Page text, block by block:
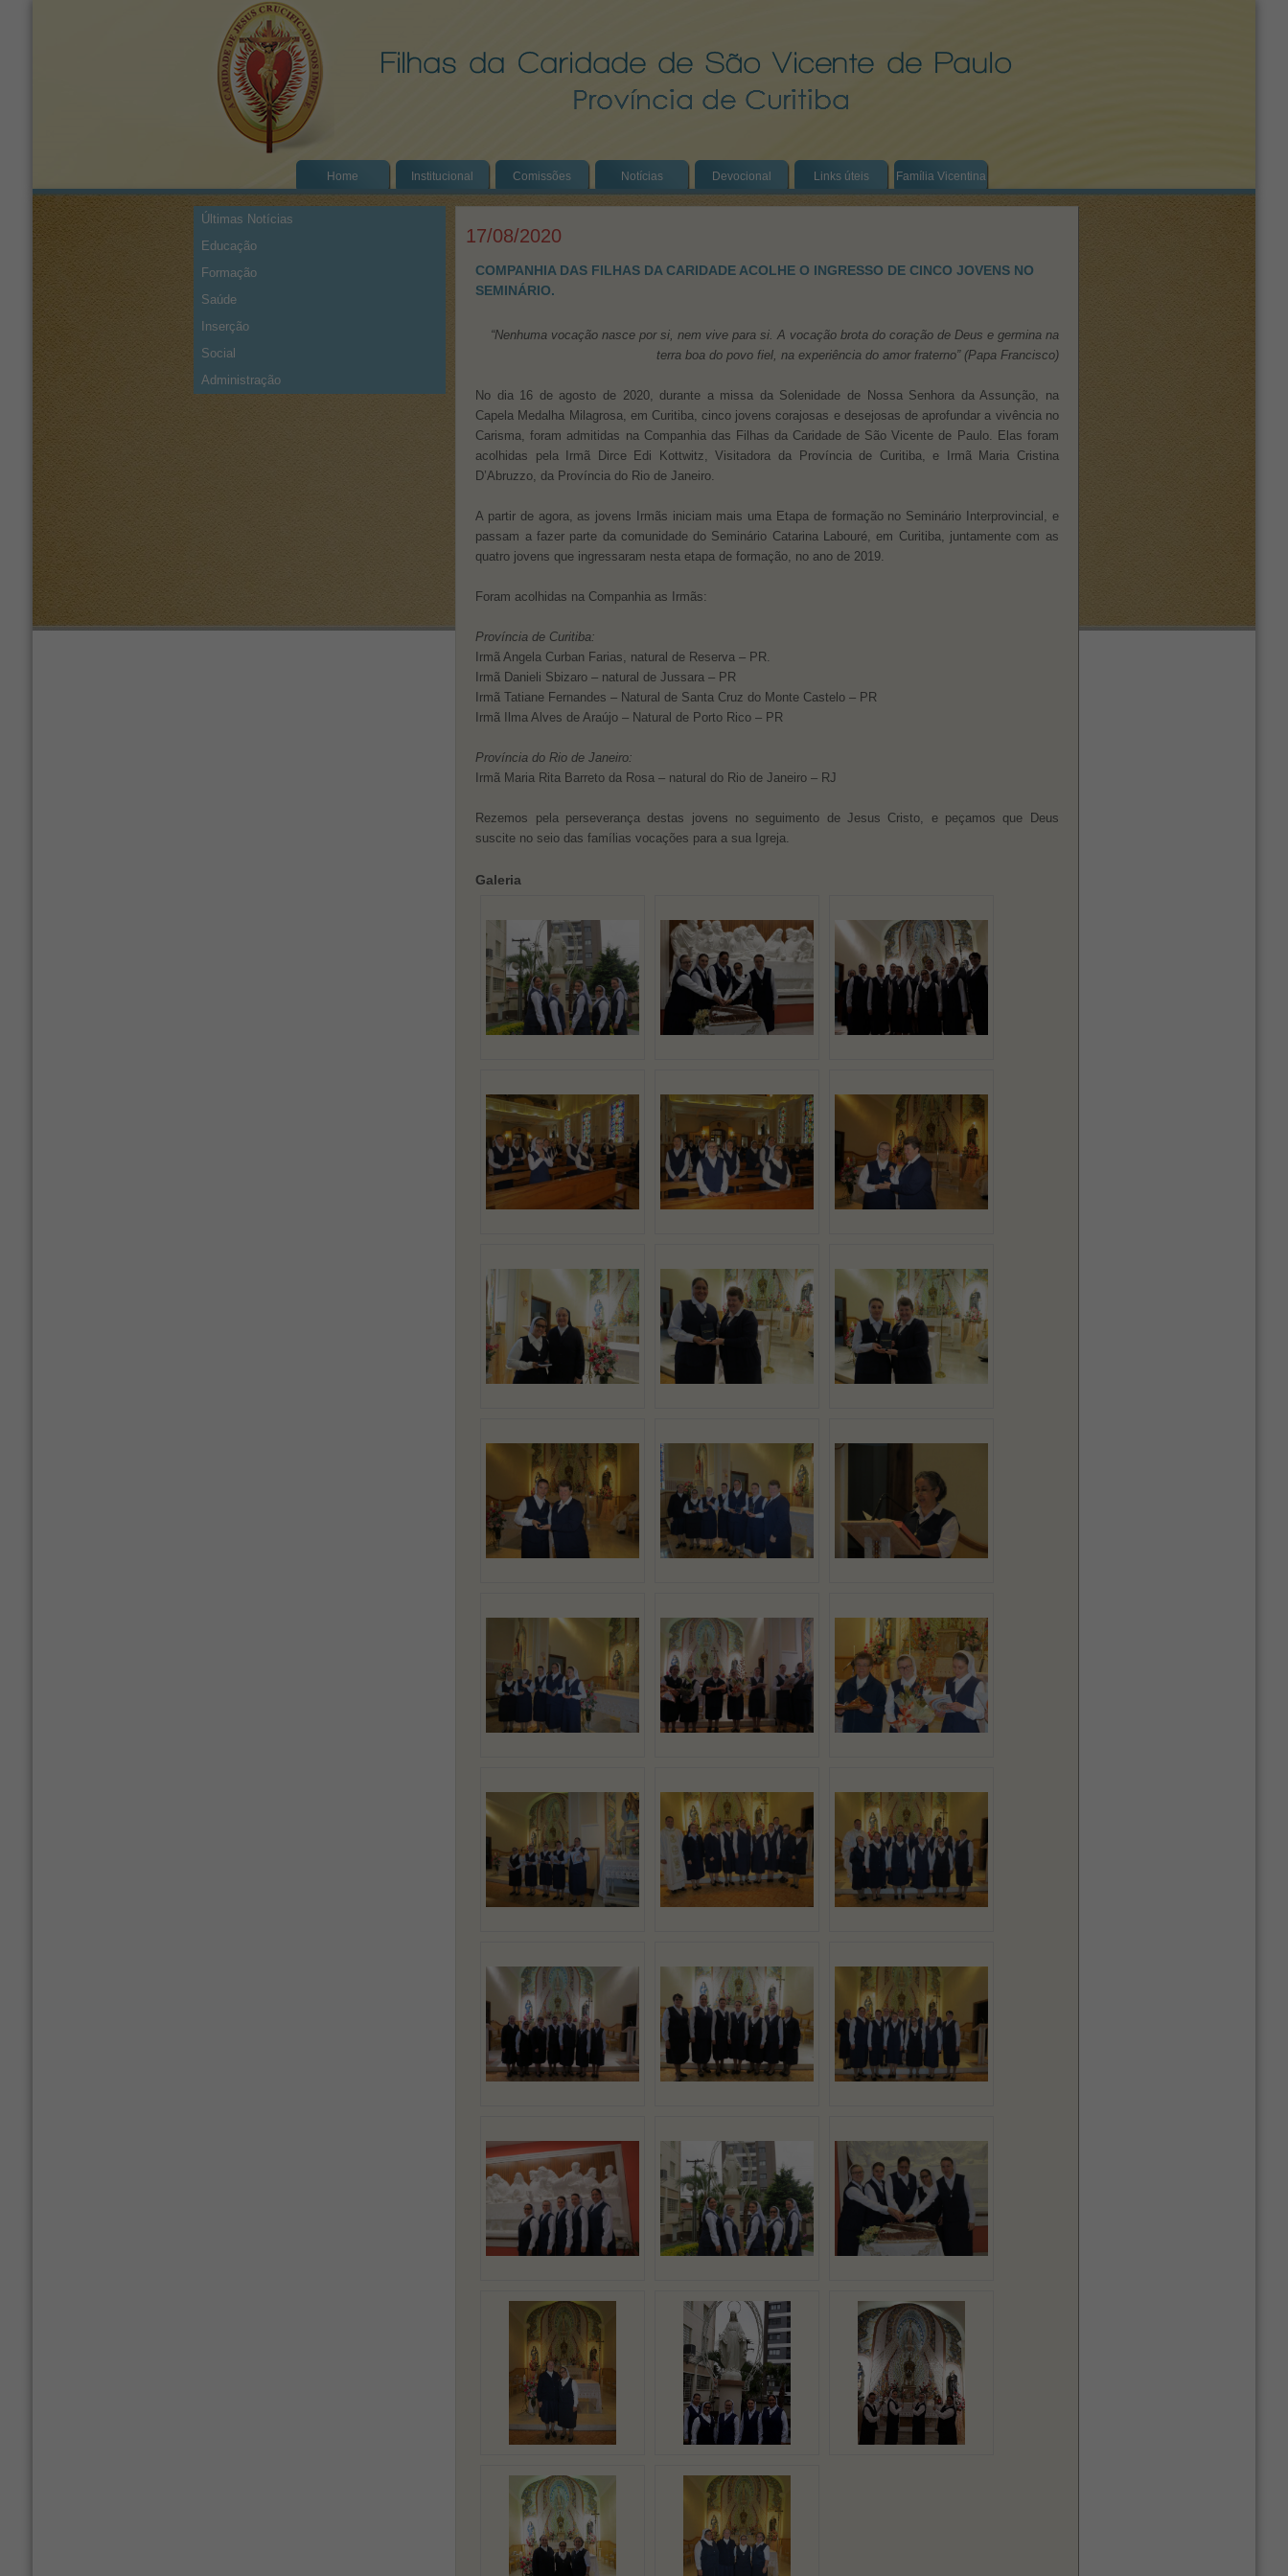
Home Institucional Comissões Notícias Devocional Links úteis Família Vicentina
Últimas Notícias
Educação
Formação
Saúde
Inserção
Social
Administração
17/08/2020
COMPANHIA DAS FILHAS DA CARIDADE ACOLHE O INGRESSO DE CINCO JOVENS NO
SEMINÁRIO.
“Nenhuma vocação nasce por si, nem vive para si. A vocação brota do coração de Deus e germina na
terra boa do povo fiel, na experiência do amor fraterno” (Papa Francisco)
No dia 16 de agosto de 2020, durante a missa da Solenidade de Nossa Senhora da Assunção, na
Capela Medalha Milagrosa, em Curitiba, cinco jovens corajosas e desejosas de aprofundar a vivência no
Carisma, foram admitidas na Companhia das Filhas da Caridade de São Vicente de Paulo. Elas foram
acolhidas pela Irmã Dirce Edi Kottwitz, Visitadora da Província de Curitiba, e Irmã Maria Cristina
D’Abruzzo, da Província do Rio de Janeiro.
A partir de agora, as jovens Irmãs iniciam mais uma Etapa de formação no Seminário Interprovincial, e
passam a fazer parte da comunidade do Seminário Catarina Labouré, em Curitiba, juntamente com as
quatro jovens que ingressaram nesta etapa de formação, no ano de 2019.
Foram acolhidas na Companhia as Irmãs:
Província de Curitiba:
Irmã Angela Curban Farias, natural de Reserva – PR.
Irmã Danieli Sbizaro – natural de Jussara – PR
Irmã Tatiane Fernandes – Natural de Santa Cruz do Monte Castelo – PR
Irmã Ilma Alves de Araújo – Natural de Porto Rico – PR
Província do Rio de Janeiro:
Irmã Maria Rita Barreto da Rosa – natural do Rio de Janeiro – RJ
Rezemos pela perseverança destas jovens no seguimento de Jesus Cristo, e peçamos que Deus
suscite no seio das famílias vocações para a sua Igreja.
Galeria